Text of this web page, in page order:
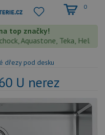
0
top značky!
Aquastone, Teka,
dřezy pod desku
U nerez